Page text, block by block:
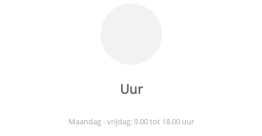
Uur
Maandag - vrijdag: 9.00 tot 18.00 uur